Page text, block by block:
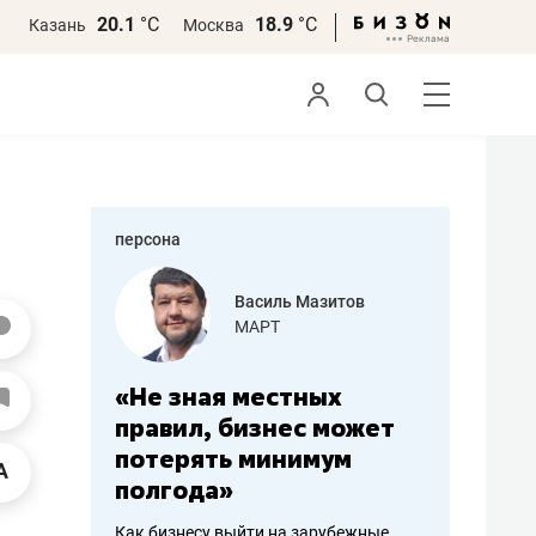
Казань 20.1 °С Москва 18.9 °С
персона
работа
Василь Мазитов
МАРТ
«Не зная местных
правил, бизнес может
потерять минимум
полгода»